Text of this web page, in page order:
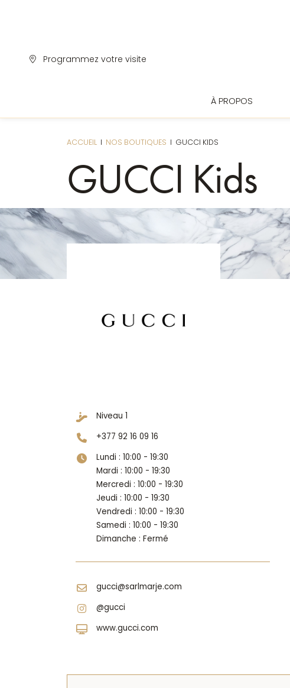
Programmez votre visite
À PROPOS
ACCUEILI NOS BOUTIQUES I GUCCI KIDS
GUCCI Kids
Niveau 1
+377 92 16 09 16
Lundi : 10:00 - 19:30
Mardi : 10:00 - 19:30
Mercredi : 10:00 - 19:30
Jeudi : 10:00 - 19:30
Vendredi : 10:00 - 19:30
Samedi : 10:00 - 19:30
Dimanche : Fermé
gucci@sarlmarje.com
@gucci
www.gucci.com